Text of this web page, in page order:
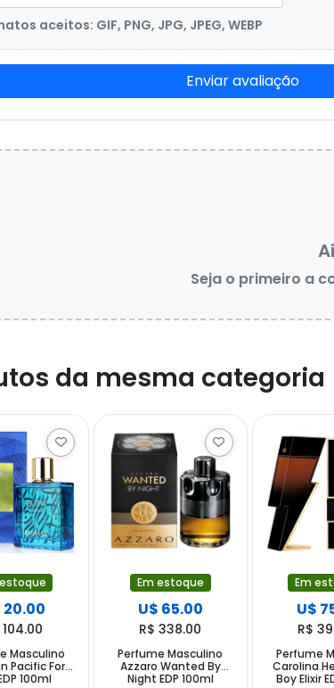
aceitos: GIF, PNG, JPG, JPEG, WEBP
Enviar avaliação
Seja o primeiro a
da mesma categoria
20.00
104.00
Masculino
Pacific For
100ml
Em estoque
U$ 65.00
R$ 338.00
Perfume Masculino
Azzaro Wanted By
Night EDP 100ml
Em
U$
R$
Perfume
Carolina
Boy Elixir